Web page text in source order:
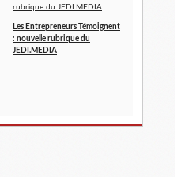
Les Entrepreneurs Témoignent
: nouvelle rubrique du
JEDI.MEDIA